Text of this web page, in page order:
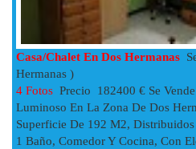
Casa/chalet En Dos Hermanas
Hermanas )
4 Fotos Precio 182400 € Se
Luminoso En La Zona De Dos
Superficie De 192 M2,
1 Baño, Comedor Y Cocina, Con